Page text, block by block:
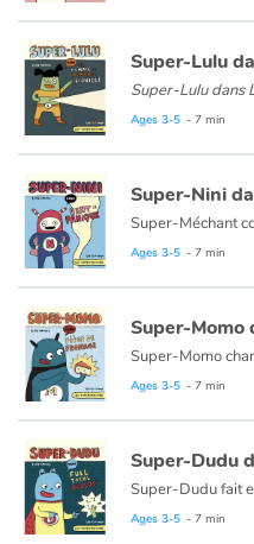
Documentaries
With the family
Daily life and hobbies
At school
Festivals and events
Love and friendship
Social issues
Emotions and feelings
Formats and illustrations
Super-Lulu dans
Ages 3-5 - 7 min
Super-Nini
Ages 3-5 - 7 min
Super-Momo
Ages 3-5 - 7 min
Super-Dudu
Ages 3-5 - 7 min